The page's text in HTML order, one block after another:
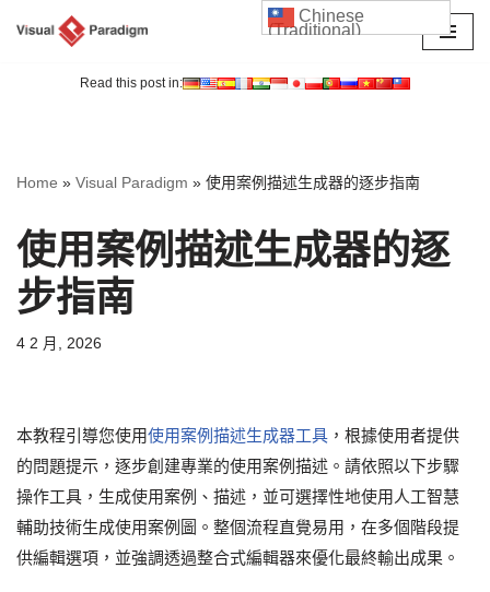
Read this post in:
Home » Visual Paradigm » 使用案例描述生成器的逐步指南
使用案例描述生成器的逐
步指南
4 2 月, 2026
本教程引導您使用使用案例描述生成器工具 ，根據使用者提供
的問題提示，逐步創建專業的使用案例描述。請依照以下步驟
操作工具，生成使用案例、描述，並可選擇性地使用人工智慧
輔助技術生成使用案例圖。整個流程直覺易用，在多個階段提
供編輯選項，並強調透過整合式編輯器來優化最終輸出成果。
Chinese
(Traditional)